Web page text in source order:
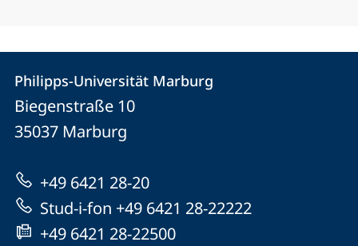
Kontakt
und
Informationen
zur
Website
Kontaktinformationen
Philipps-
Universität
Philipps-Universität Marburg
Biegenstraße 10
35037 Marburg
+49 6421 28-20
Stud-i-fon +49 6421 28-22222
+49 6421 28-22500